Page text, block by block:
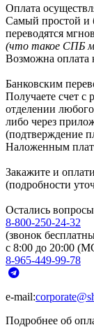
Оплата
Самый простой и
переводятся
(что такое СПБ
Возможна оплата
Банковским
Получаете счет с
отделении
либо через
(подтверждение
Наложенным
Закажите и
(подробности
Остались
8-800-250-24-32
(звонок
с 8:00 до 20:00
8-965-449-99-78
e-mail:
Подробнее об